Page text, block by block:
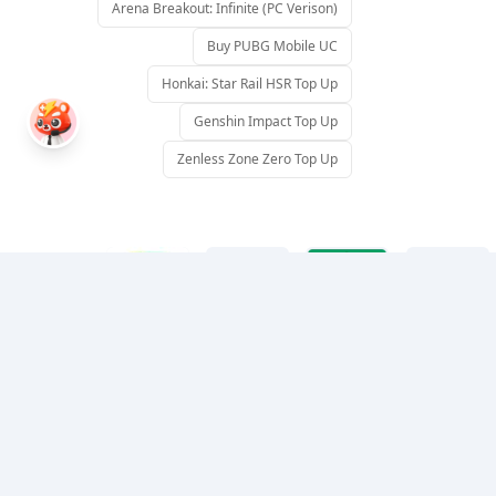
Arena Breakout: Infinite (PC Verison)
Buy PUBG Mobile UC
Honkai: Star Rail HSR Top Up
Genshin Impact Top Up
Zenless Zone Zero Top Up